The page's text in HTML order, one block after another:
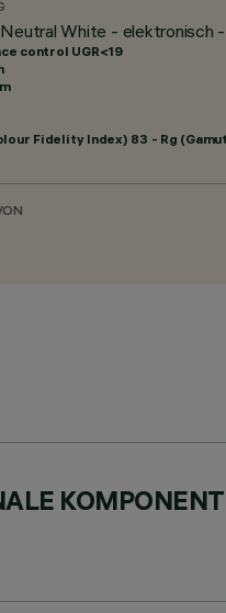
White - elektronisch -
control UGR<19
Fidelity Index) 83 - Rg (Gamut